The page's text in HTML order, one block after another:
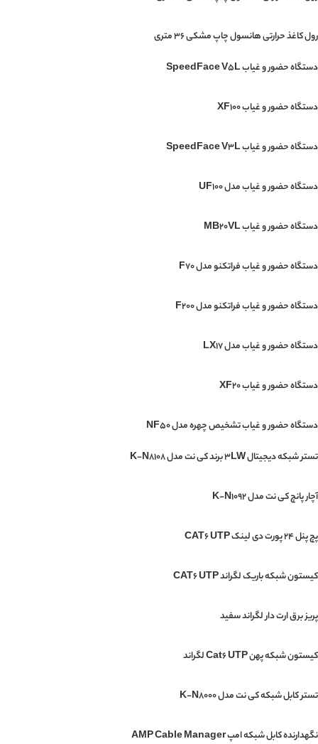
رول کاغذ حرارتی هانسول چاپ مشکی 36 متری
دستگاه حضور و غیاب SpeedFace V5L
دستگاه حضور و غیاب XF100
دستگاه حضور و غیاب SpeedFace V3L
دستگاه حضور و غیاب مدل UF100
دستگاه حضور و غیاب MB20VL
دستگاه حضور و غیاب فراتکنو مدل F70
دستگاه حضور و غیاب فراتکنو مدل F200
دستگاه حضور و غیاب مدل LX17
دستگاه حضور و غیاب XF20
دستگاه حضور و غیاب تشخیص چهره مدل NF50
تستر شبکه دیجیتال 3LW برند کی نت مدل K-N8108
آچار پانچ کی نت مدل K-N1092
پچ پنل 24 پورت دی لینک CAT6 UTP
کیستون شبکه باریک لگراند CAT6 UTP
پریز برق ارت دار لگراند سفید
کیستون شبکه پهن Cat6 UTP لگراند
تستر کابل شبکه کی نت مدل K-N8000
نگهدارنده کابل شبکه امپ AMP Cable Manager